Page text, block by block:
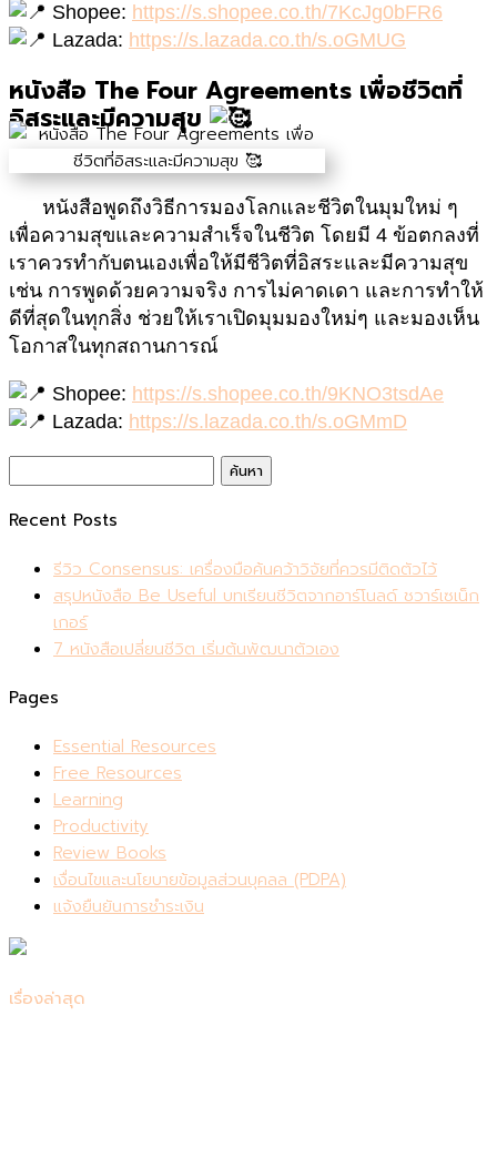
Shopee: https://s.shopee.co.th/7KcJg0bFR6
Lazada: https://s.lazada.co.th/s.oGMUG
หนังสือ The Four Agreements เพื่อชีวิตที่
อิสระและมีความสุข
หนังสือพูดถึงวิธีการมองโลกและชีวิตในมุมใหม่ ๆ
เพื่อความสุขและความสำเร็จในชีวิต โดยมี 4 ข้อตกลงที่
เราควรทำกับตนเองเพื่อให้มีชีวิตที่อิสระและมีความสุข
เช่น การพูดด้วยความจริง การไม่คาดเดา และการทำให้
ดีที่สุดในทุกสิ่ง ช่วยให้เราเปิดมุมมองใหม่ๆ และมองเห็น
โอกาสในทุกสถานการณ์
Shopee: https://s.shopee.co.th/9KNO3tsdAe
Lazada: https://s.lazada.co.th/s.oGMmD
สำหรับ:
Recent Posts
รีวิว Consensus: เครื่องมือค้นคว้าวิจัยที่ควรมีติดตัวไว้
สรุปหนังสือ Be Useful บทเรียนชีวิตจากอาร์โนลด์ ชวาร์เซเน็ก
เกอร์
7 หนังสือเปลี่ยนชีวิต เริ่มต้นพัฒนาตัวเอง
Pages
Essential Resources
Free Resources
Learning
Productivity
Review Books
เงื่อนไขและนโยบายข้อมูลส่วนบุคลล (PDPA)
แจ้งยืนยันการชำระเงิน
เรื่องล่าสุด